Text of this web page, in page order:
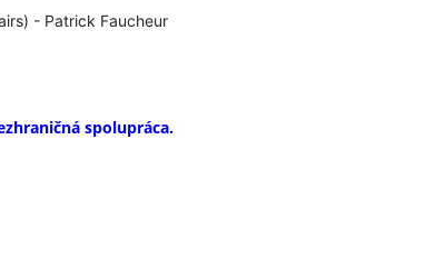
- Patrick Faucheur
spolupráca.